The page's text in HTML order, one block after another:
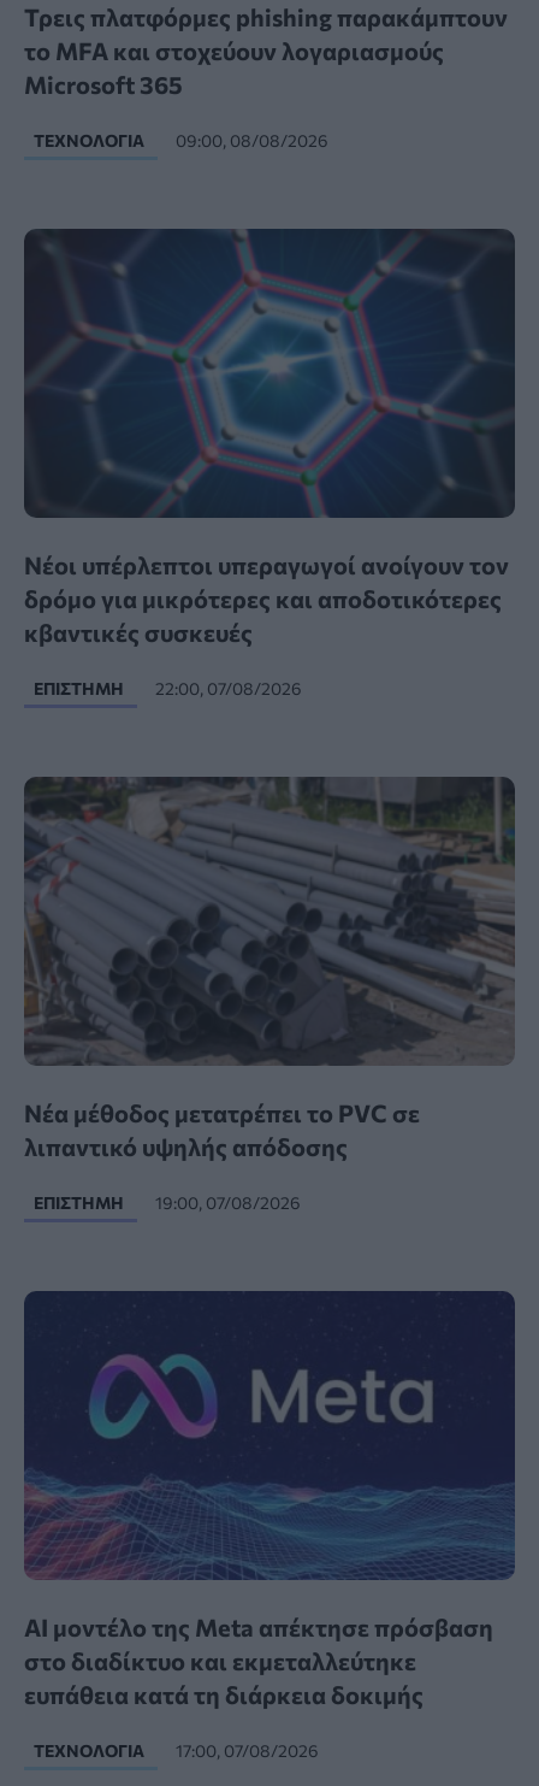
Τρεις πλατφόρμες phishing παρακάμπτουν
το MFA και στοχεύουν λογαριασμούς
Microsoft 365
ΤΕΧΝΟΛΟΓΊΑ 09:00, 08/08/2026
Νέοι υπέρλεπτοι υπεραγωγοί ανοίγουν τον
δρόμο για μικρότερες και αποδοτικότερες
κβαντικές συσκευές
ΕΠΙΣΤΉΜΗ 22:00, 07/08/2026
Νέα μέθοδος μετατρέπει το PVC σε
λιπαντικό υψηλής απόδοσης
ΕΠΙΣΤΉΜΗ 19:00, 07/08/2026
AI μοντέλο της Meta απέκτησε πρόσβαση
στο διαδίκτυο και εκμεταλλεύτηκε
ευπάθεια κατά τη διάρκεια δοκιμής
ΤΕΧΝΟΛΟΓΊΑ 17:00, 07/08/2026